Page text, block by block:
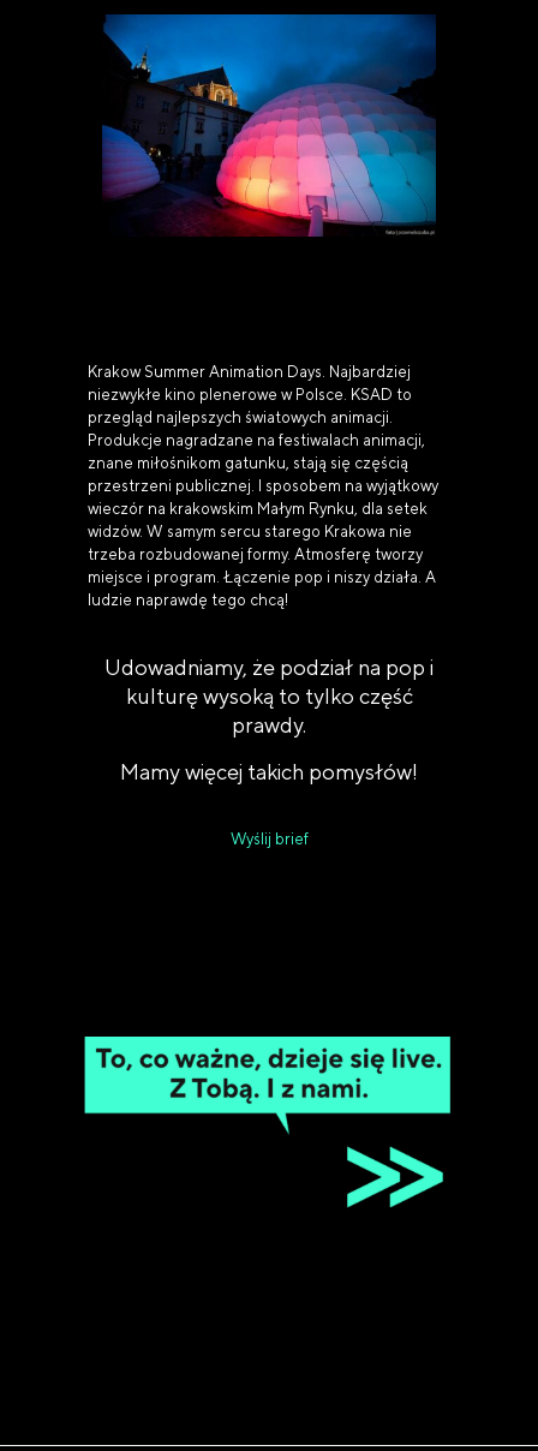
Krakow Summer Animation Days. Najbardziej
niezwykłe kino plenerowe w Polsce. KSAD to
przegląd najlepszych światowych animacji.
Produkcje nagradzane na festiwalach animacji,
znane miłośnikom gatunku, stają się częścią
przestrzeni publicznej. I sposobem na wyjątkowy
wieczór na krakowskim Małym Rynku, dla setek
widzów. W samym sercu starego Krakowa nie
trzeba rozbudowanej formy. Atmosferę tworzy
miejsce i program. Łączenie pop i niszy działa. A
ludzie naprawdę tego chcą!
Udowadniamy, że podział na pop i
kulturę wysoką to tylko część
prawdy.
Mamy więcej takich pomysłów!
Wyślij brief